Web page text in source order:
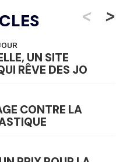
<
UN SITE
RÊVE DES JO
CONTRE LA
>